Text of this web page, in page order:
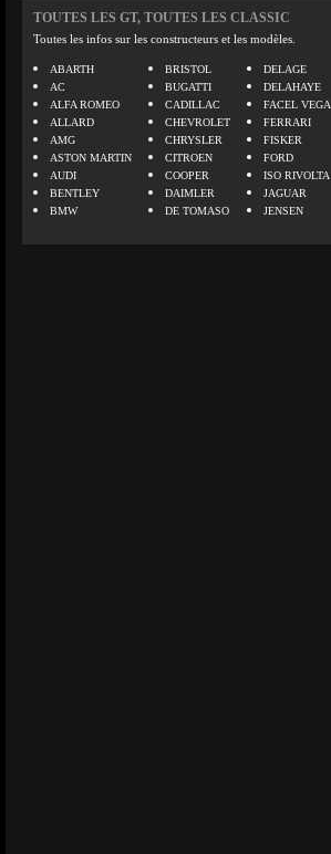
TOUTES LES GT, TOUTES LES CLASSIC
Toutes les infos sur les constructeurs et les modèles.
ABARTH
AC
ALFA ROMEO
ALLARD
AMG
ASTON MARTIN
AUDI
BENTLEY
BMW
BRISTOL
BUGATTI
CADILLAC
CHEVROLET
CHRYSLER
CITROEN
COOPER
DAIMLER
DE TOMASO
DELAGE
DELAHAYE
FACEL VEGA
FERRARI
FISKER
FORD
ISO RIVOLTA
JAGUAR
JENSEN